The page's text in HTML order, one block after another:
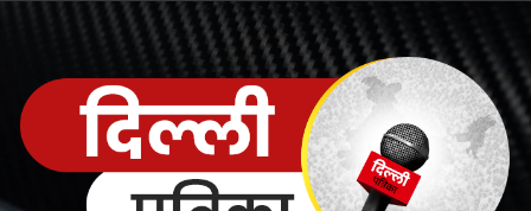
content